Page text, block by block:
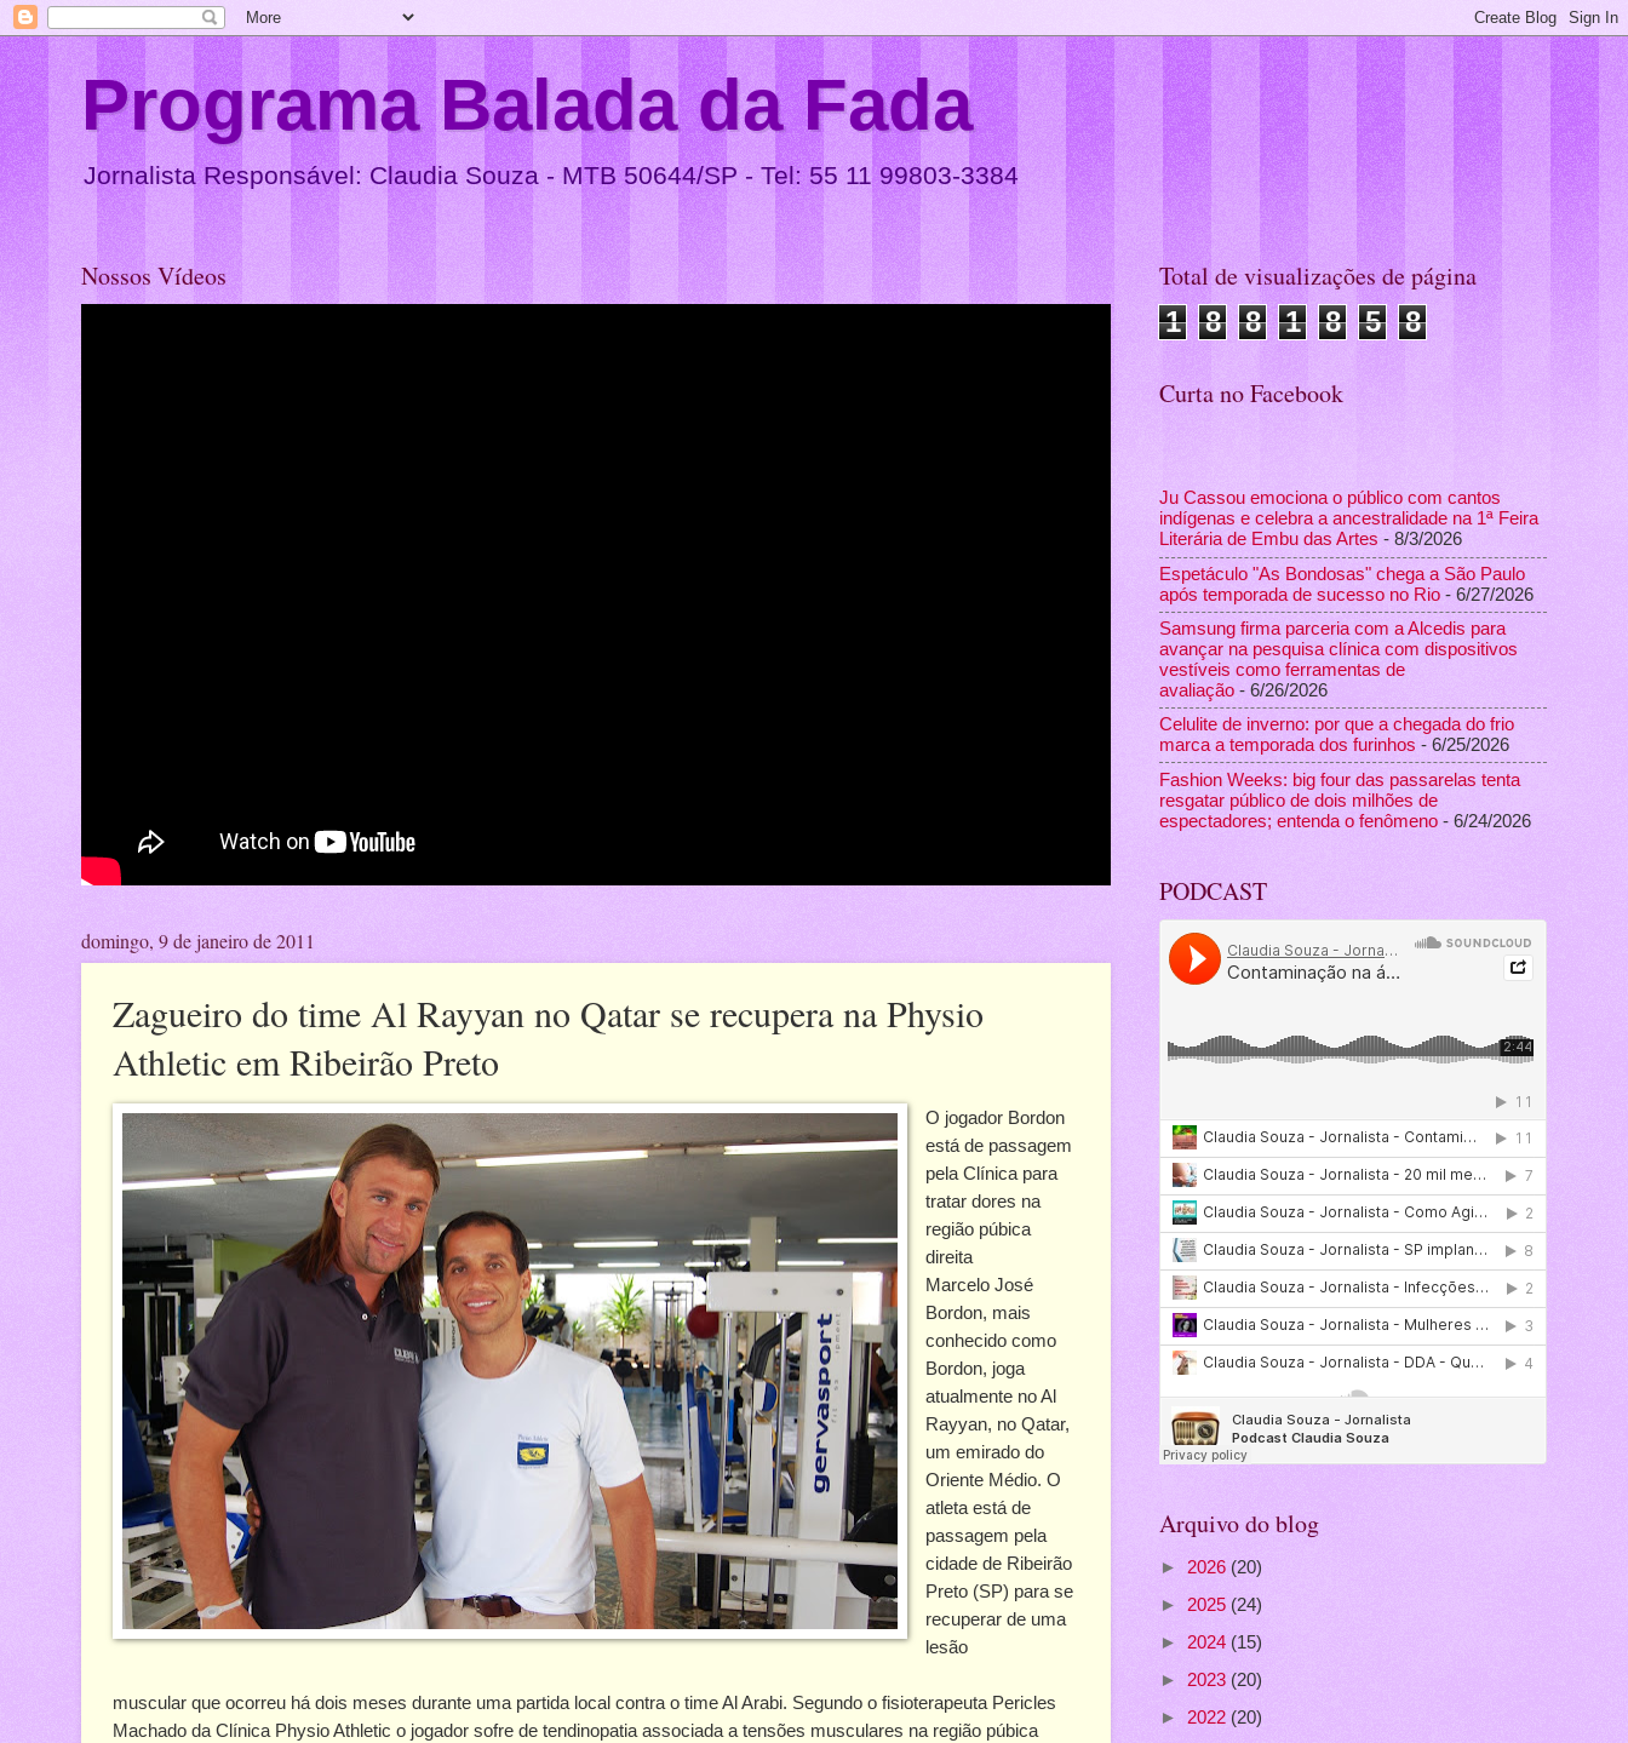
Programa Balada da Fada
Jornalista Responsável: Claudia Souza - MTB 50644/SP - Tel: 55 11 99803-3384
Nossos Vídeos
domingo, 9 de janeiro de 2011
Zagueiro do time Al Rayyan no Qatar se recupera na Physio
Athletic em Ribeirão Preto
O jogador Bordon
está de passagem
pela Clínica para
tratar dores na
região púbica
direita
Marcelo José
Bordon, mais
conhecido como
Bordon, joga
atualmente no Al
Rayyan, no Qatar,
um emirado do
Oriente Médio. O
atleta está de
passagem pela
cidade de Ribeirão
Preto (SP) para se
recuperar de uma
lesão
muscular que ocorreu há dois meses durante uma partida local contra o time Al Arabi. Segundo o fisioterapeuta Pericles
Machado da Clínica Physio Athletic o jogador sofre de tendinopatia associada a tensões musculares na região púbica
Total de visualizações de página
1
8 8 1 8 5 8
Curta no Facebook
Ju Cassou emociona o público com cantos
indígenas e celebra a ancestralidade na 1ª Feira
Literária de Embu das Artes - 8/3/2026
Espetáculo "As Bondosas" chega a São Paulo
após temporada de sucesso no Rio - 6/27/2026
Samsung firma parceria com a Alcedis para
avançar na pesquisa clínica com dispositivos
vestíveis como ferramentas de
avaliação - 6/26/2026
Celulite de inverno: por que a chegada do frio
marca a temporada dos furinhos - 6/25/2026
Fashion Weeks: big four das passarelas tenta
resgatar público de dois milhões de
espectadores; entenda o fenômeno - 6/24/2026
PODCAST
Arquivo do blog
► 2026 (20)
► 2025 (24)
► 2024 (15)
► 2023 (20)
► 2022 (20)